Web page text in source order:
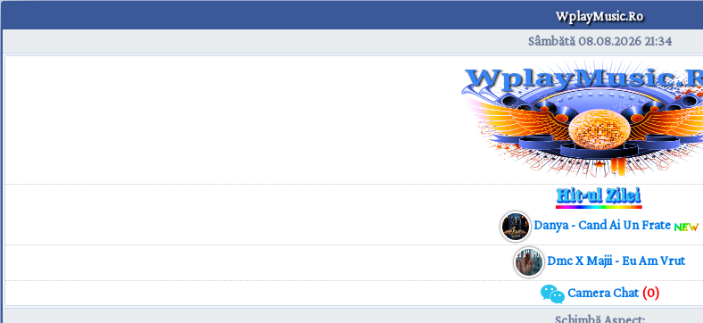
WplayMusic.Ro
Sâmbătă 08.08.2026 21:34
Danya - Cand Ai Un Frate
Dmc X Majii - Eu Am Vrut
Camera Chat(0)